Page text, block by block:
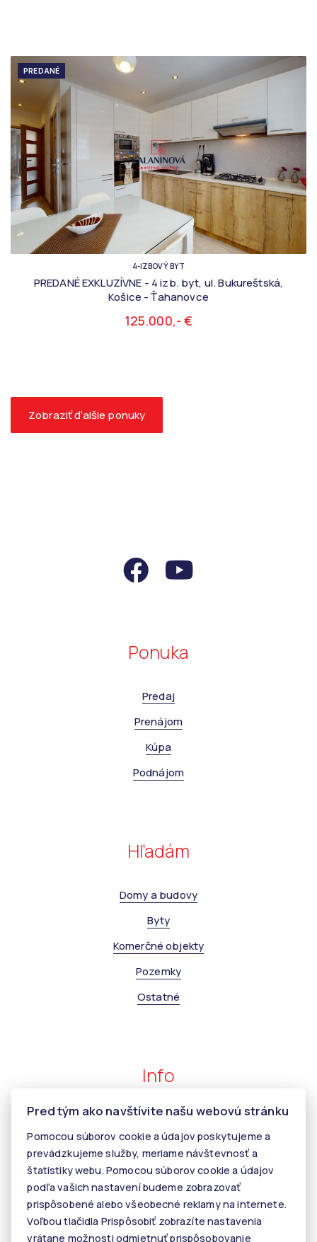
PREDANÉ
4-IZBOVÝ BYT
PREDANÉ EXKLUZÍVNE - 4 izb. byt, ul. Bukureštská,
Košice - Ťahanovce
125.000,- €
Zobraziť ďalšie ponuky
Ponuka
Predaj
Prenájom
Kúpa
Podnájom
Hľadám
Domy a budovy
Byty
Komerčné objekty
Pozemky
Ostatné
Info
Makléri
Napíšte nám
Kontakt
Kariéra
Tiper
Pred tým ako navštívite našu webovú stránku
Pomocou súborov cookie a údajov poskytujeme a
prevádzkujeme služby, meriame návštevnosť a
štatistiky webu. Pomocou súborov cookie a údajov
podľa vašich nastavení budeme zobrazovať
prispôsobené alebo všeobecné reklamy na internete.
Voľbou tlačidla Prispôsobiť zobrazíte nastavenia
vrátane možnosti odmietnuť prispôsobovanie